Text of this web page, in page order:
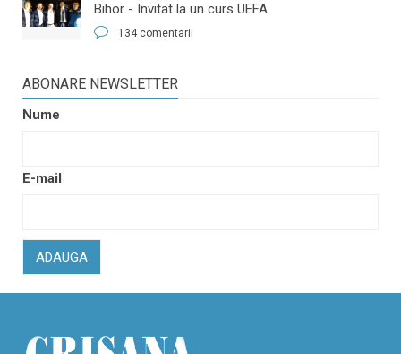
Bihor - Invitat la un curs UEFA
134 comentarii
ABONARE NEWSLETTER
Nume
E-mail
ADAUGA